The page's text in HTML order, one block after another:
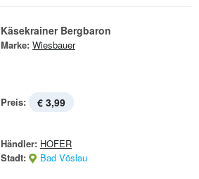
Käsekrainer Bergbaron
Marke: Wiesbauer
Preis: € 3,99
Händler: HOFER
Stadt:
Bad Vöslau